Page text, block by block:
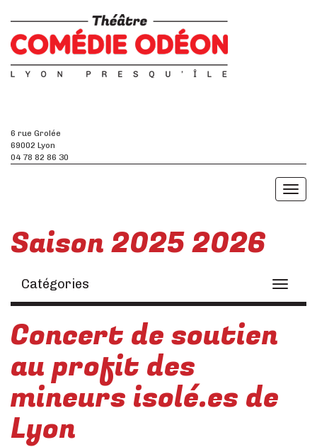
6 rue Grolée
69002 Lyon
04 78 82 86 30
Toggle
Saison 2025 2026
Toggle
Catégories
Concert de soutien
au profit des
mineurs isolé.es de
Lyon